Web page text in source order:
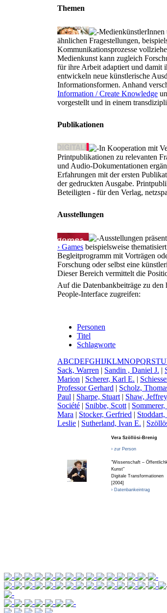
Themen
ähnlichen Fragestellungen,
Kommunikationsprozesse
Medienkunst kann zugleich
für ihre Arbeit adaptiert und damit
entwickeln neue künstlerische
Informationsformen. Anhand
Information / Create Knowledge
vorgestellt und in einem
Publikationen
In Kooperation mit
Printpublikationen zu relevanten
und Audio-Dokumentationen
Erfahrungen mit der ersten
der gedruckten Ausgabe.
Beteiligten - für den Verlag,
Ausstellungen
Ausstellungen
› Games beispielsweise
Begleitprogramm mit Vorträgen
Forschung oder selbst eine
Dieser Bereich vermittelt die
Auf die Datenbankbeiträge zu den
People-Interface zugreifen:
Personen
Titel
Schlagworte
ABCDEFGHIJKLMNOPQRSTU
Sack, Warren | Sandin , Daniel J. |
Marion | Scherer, Karl E. | S
Professor Gerhard | Scholz,
Paul | Sharpe, Stuart | Shaw, Jeffrey
Société | Snibbe, Scott | Sommerer,
Mara | Stocker, Gerfried | S
Leslie | Sutherland, Ivan E. | S